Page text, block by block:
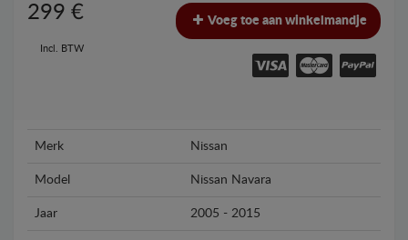
299 €
Incl. BTW
Voeg toe aan winkelmandje
Merk Nissan
Model Nissan Navara
Jaar 2005 - 2015